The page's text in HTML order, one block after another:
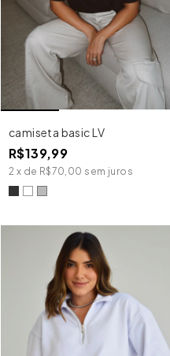
camiseta basic LV
R$139,99
2 x de R$70,00 sem juros